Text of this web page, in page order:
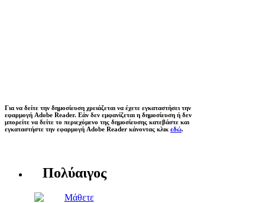
Για να δείτε την δημοσίευση χρειάζεται να έχετε εγκαταστήσει την
εφαρμογή Adobe Reader. Εάν δεν εμφανίζεται η δημοσίευση ή δεν
μπορείτε να δείτε το περιεχόμενο της δημοσίευσης κατεβάστε και
εγκαταστήστε την εφαρμογή Adobe Reader κάνοντας κλικ εδώ.
Πολύαιγος